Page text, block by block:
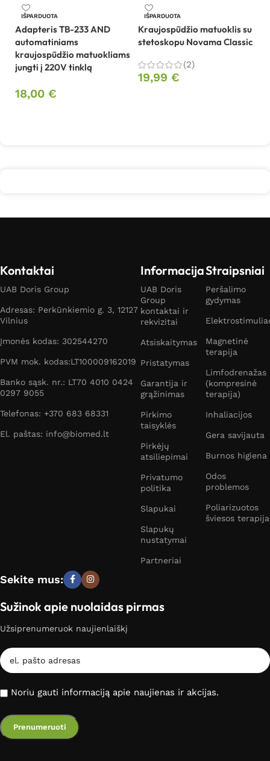
IŠPARDUOTA
Adapteris TB-233 AND
automatiniams
kraujospūdžio matuokliams
jungti į 220V tinklą
18,00 €
IŠPARDUOTA
Kraujospūdžio matuoklis su
stetoskopu Novama Classic
(2)
19,99 €
Kontaktai
UAB Doris Group
Adresas: Perkūnkiemio g. 3, 12127
Vilnius
Įmonės kodas: 302544270
PVM mok. kodas:LT100009162019
Banko sąsk. nr.: LT70 4010 0424
0297 9055
Telefonas: +370 683 68331
El. paštas: info@biomed.lt
Informacija
UAB Doris
Group
kontaktai ir
rekvizitai
Atsiskaitymas
Pristatymas
Garantija ir
grąžinimas
Pirkimo
taisyklės
Pirkėjų
atsiliepimai
Privatumo
politika
Slapukai
Slapukų
nustatymai
Partneriai
Straipsniai
Peršalimo
gydymas
Magnetinė
terapija
Limfodrenažas
(kompresinė
terapija)
Inhaliacijos
Gera savijauta
Burnos higiena
Odos
problemos
Poliarizuotos
šviesos terapija
Sekite mus:
Sužinok apie nuolaidas pirmas
Užsiprenumeruok naujienlaiškį
Noriu gauti informaciją apie naujienas ir akcijas.